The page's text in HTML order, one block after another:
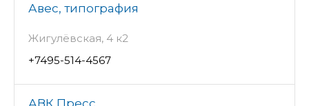
Авес, типография
Жигулёвская, 4 к2
+7495-514-4567
АВК Пресс